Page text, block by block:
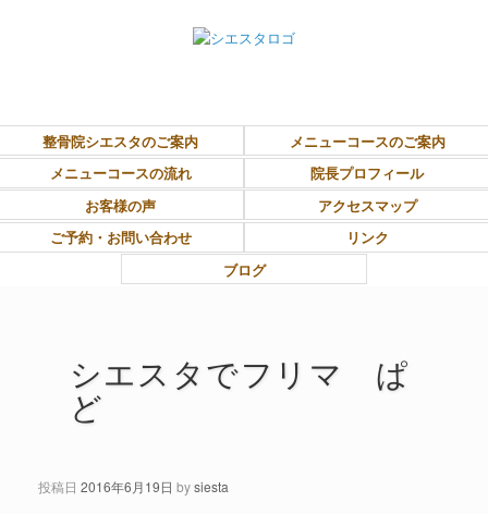
整骨院シエスタのご案内
メニューコースのご案内
メニューコースの流れ
院長プロフィール
お客様の声
アクセスマップ
ご予約・お問い合わせ
リンク
ブログ
シエスタでフリマ ぱ
ど
投稿日 2016年6月19日 bysiesta